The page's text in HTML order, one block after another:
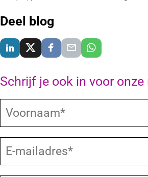
Deel blog
Delen via LinkedIn
Delen via XDelen via Facebook
Delen via E-Mail
Delen via
Schrijf je ook in voor